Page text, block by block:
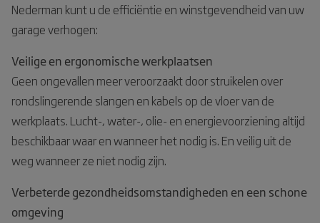
Nederman kunt u de efficiëntie en winstgevendheid van uw
garage verhogen:
Veilige en ergonomische werkplaatsen
Geen ongevallen meer veroorzaakt door struikelen over
rondslingerende slangen en kabels op de vloer van de
werkplaats. Lucht-, water-, olie- en energievoorziening altijd
beschikbaar waar en wanneer het nodig is. En veilig uit de
weg wanneer ze niet nodig zijn.
Verbeterde gezondheidsomstandigheden en een schone
omgeving